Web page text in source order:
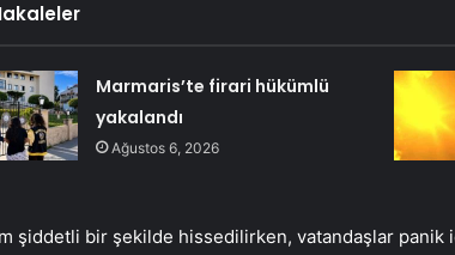
Marmaris’te firari hükümlü
yakalandı
Ağustos 6, 2026
şiddetli bir şekilde hissedilirken, vatandaşlar panik